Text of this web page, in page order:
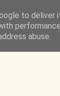
to deliver
abuse.